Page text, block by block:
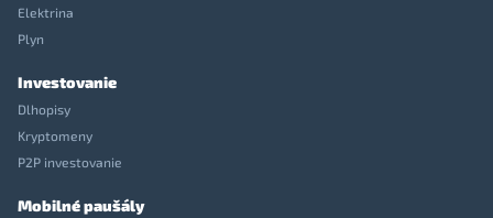
Elektrina
Plyn
Investovanie
Dlhopisy
Kryptomeny
P2P investovanie
Mobilné paušály